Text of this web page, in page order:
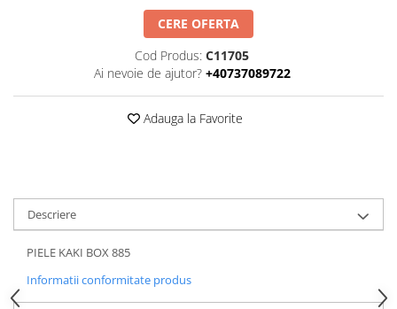
CERE OFERTA
Cod Produs: C11705
Ai nevoie de ajutor? +40737089722
Adauga la Favorite
Descriere
PIELE KAKI BOX 885
Informatii conformitate produs